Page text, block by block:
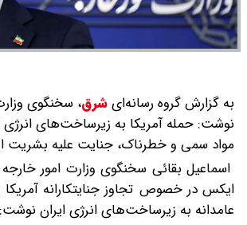
به گزارش گروه رسانه‌ایشرق، سخنگوی
نوشت: حمله آمریکا به زیرساخت‌های انرژی
مواد سمی و خطرناک، جنایت علیه
اسماعیل بقائی سخنگوی وزارت امور
ایکس در خصوص تجاوز جنایتکارانه آمریکا
عامدانه به زیرساخت‌های انرژی ایران نوشت: